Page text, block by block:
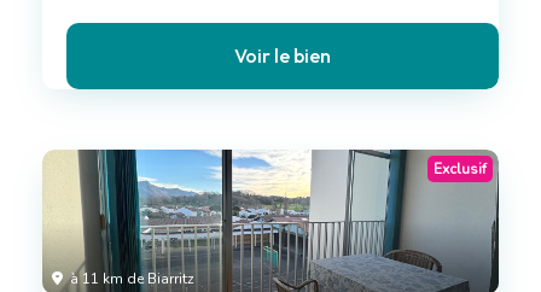
Voir le bien
à 11 km de Biarritz
Exclusif